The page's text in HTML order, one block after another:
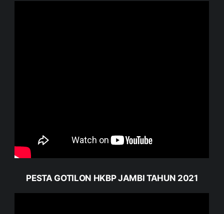
PESTA GOTILON HKBP JAMBI TAHUN 2021